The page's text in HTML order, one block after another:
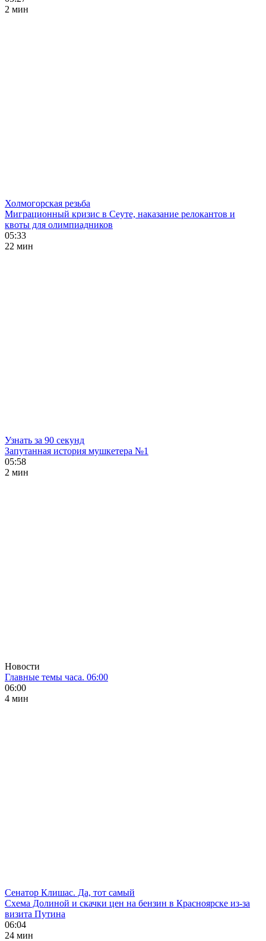
2 мин
Холмогорская резьба
Миграционный кризис в Сеуте, наказание релокантов и
квоты для олимпиадников
05:33
22 мин
Узнать за 90 секунд
Запутанная история мушкетера №1
05:58
2 мин
Новости
Главные темы часа. 06:00
06:00
4 мин
Сенатор Клишас. Да, тот самый
Схема Долиной и скачки цен на бензин в Красноярске из-за
визита Путина
06:04
24 мин